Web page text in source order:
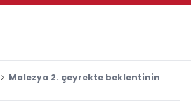
Malezya 2. çeyrekte beklentinin